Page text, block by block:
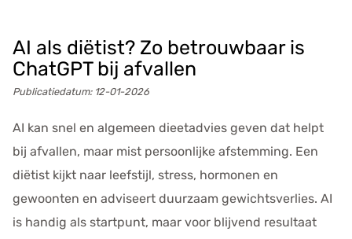
AI als diëtist? Zo betrouwbaar is
ChatGPT bij afvallen
Publicatiedatum: 12-01-2026
AI kan snel en algemeen dieetadvies geven dat helpt
bij afvallen, maar mist persoonlijke afstemming. Een
diëtist kijkt naar leefstijl, stress, hormonen en
gewoonten en adviseert duurzaam gewichtsverlies. AI
is handig als startpunt, maar voor blijvend resultaat